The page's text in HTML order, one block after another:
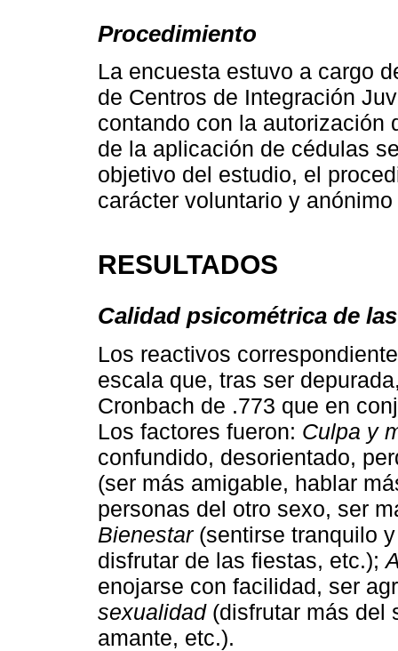
Procedimiento
La encuesta estuvo a cargo
de Centros de Integración
contando con la autorización
de la aplicación de cédulas
objetivo del estudio, el
carácter voluntario y
RESULTADOS
Calidad psicométrica de
Los reactivos
escala que, tras ser
Cronbach de .773 que en
Los factores fueron: Culpa y
confundido, desorientado,
(ser más amigable, hablar
personas del otro sexo, ser
Bienestar(sentirse tranquilo
disfrutar de las fiestas, etc.);
enojarse con facilidad, ser
sexualidad(disfrutar más del
amante, etc.).